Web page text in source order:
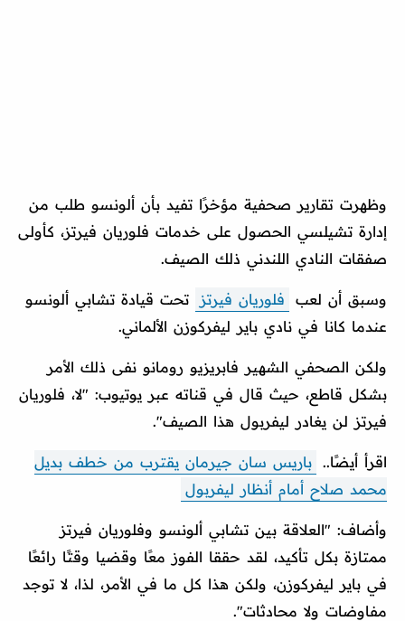
وظهرت تقارير صحفية مؤخرًا تفيد بأن ألونسو طلب من
إدارة تشيلسي الحصول على خدمات فلوريان فيرتز، كأولى
صفقات النادي اللندني ذلك الصيف.
وسبق أن لعب فلوريان فيرتز
تحت قيادة تشابي ألونسو
عندما كانا في نادي باير ليفركوزن الألماني.
ولكن الصحفي الشهير فابريزيو رومانو نفى ذلك الأمر
بشكل قاطع، حيث قال في قناته عبر يوتيوب: "لا، فلوريان
فيرتز لن يغادر ليفربول هذا الصيف".
اقرأ أيضًا.. باريس سان جيرمان يقترب من خطف بديل
محمد صلاح أمام أنظار ليفربول
وأضاف: "العلاقة بين تشابي ألونسو وفلوريان فيرتز
ممتازة بكل تأكيد، لقد حققا الفوز معًا وقضيا وقتًا رائعًا
في باير ليفركوزن، ولكن هذا كل ما في الأمر، لذا، لا توجد
مفاوضات ولا محادثات".